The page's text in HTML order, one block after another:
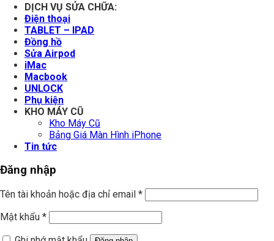
DỊCH VỤ SỬA CHỮA:
Điện thoại
TABLET – IPAD
Đồng hồ
Sửa Airpod
iMac
Macbook
UNLOCK
Phụ kiện
KHO MÁY CŨ
Kho Máy Cũ
Bảng Giá Màn Hình iPhone
Tin tức
Đăng nhập
Tên tài khoản hoặc địa chỉ email *
Mật khẩu *